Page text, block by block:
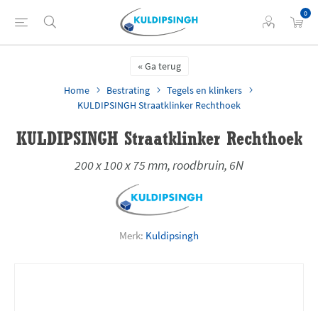
0
Ga terug
Home
Bestrating
Tegels en klinkers
KULDIPSINGH Straatklinker Rechthoek
KULDIPSINGH Straatklinker Rechthoek
200 x 100 x 75 mm, roodbruin, 6N
Merk: Kuldipsingh